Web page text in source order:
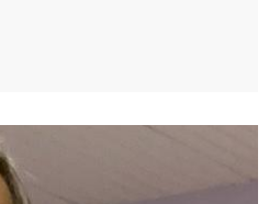
pour qu'ils apprennent à
confiance. Théâtre pour